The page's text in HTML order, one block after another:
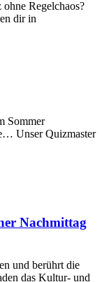
Regelchaos?
dir in
Sommer
Unser Quizmaster
Nachmittag
und berührt die
das Kultur- und